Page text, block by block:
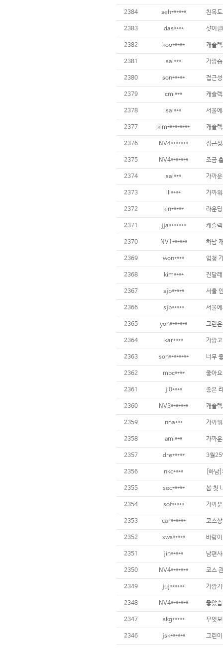
2384 seh****** 친목
2383 das**** 샷이글
2382 koo***** 캐슬
2381 sal*** 가깝
2380 son***** 접근
2379 cmi***
2378 sal*** 서울
2377 kim********* 캐슬
2376 NV4******* 접근
2375 NV4*******
2374 sal*** 가까
2373 lll**** 가까
2372 kin***** 라운
2371 jja******* 캐슬
2370 NV1****** 하남
2369 won**** 엄청
2368 kim**** 진달
2367 sjb***** 서울
2366 sjb***** 서울
2365 yon*******
2364 kar**** 가깝
2363 son******** 너무
2362 mbc**** 좋아
2361 ji0**** 좋은
2360 NV3******* 캐슬
2359 nna*** 가까
2358 ami*** 가까
2357 dre***** 3월25
2356 nkc**** [하남
2355 sec***** 봄 첫
2354 sof***** 가까
2353 car****** 코스
2352 xws***** 바람
2351 jin***** 남편
2350 NV4******* 코스
2349 juj****** 가깝
2348 NV4******* 좋았
2347 skg***** 무엇
2346 jsk****** 그린